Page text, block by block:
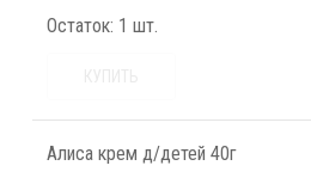
Остаток: 1 шт.
Алиса крем д/детей 40г